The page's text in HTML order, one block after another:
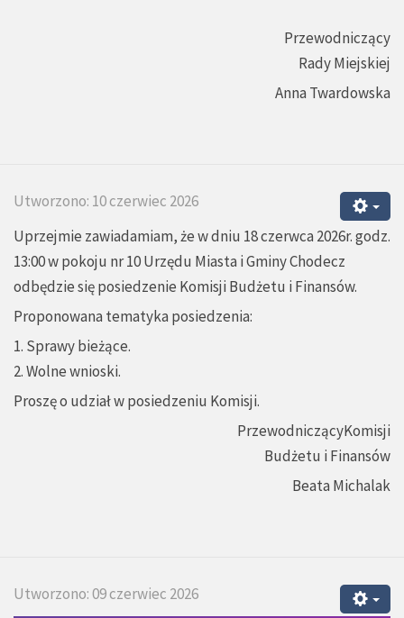
Przewodniczący
Rady Miejskiej
Anna Twardowska
Utworzono: 10 czerwiec 2026
Uprzejmie zawiadamiam, że w dniu 18 czerwca 2026r. godz.
13:00 w pokoju nr 10 Urzędu Miasta i Gminy Chodecz
odbędzie się posiedzenie Komisji Budżetu i Finansów.
Proponowana tematyka posiedzenia:
1. Sprawy bieżące.
2. Wolne wnioski.
Proszę o udział w posiedzeniu Komisji.
PrzewodniczącyKomisji
Budżetu i Finansów
Beata Michalak
Utworzono: 09 czerwiec 2026